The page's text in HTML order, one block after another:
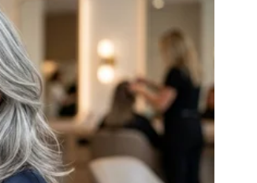
sem pesar no visual?
que mantêm o equilíbrio do look e evitam
de uso orientam a seleção das peças,
médias e formatos ovais ampliam